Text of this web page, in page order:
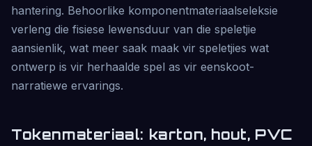
hantering. Behoorlike komponentmateriaalseleksie
verleng die fisiese lewensduur van die speletjie
aansienlik, wat meer saak maak vir speletjies wat
ontwerp is vir herhaalde spel as vir eenskoot-
narratiewe ervarings.
Tokenmateriaal: karton, hout, PVC